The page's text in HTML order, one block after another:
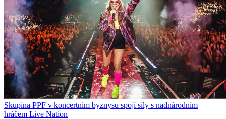
Skupina PPF v koncertním byznysu spojí síly s nadnárodním
hráčem Live Nation